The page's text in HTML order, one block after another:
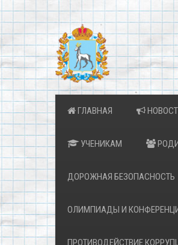
ГЛАВНАЯ
УЧЕНИКАМ
ДОРОЖНАЯ БЕЗОПАСНОСТЬ
ОЛИМПИАДЫ И
ПРОТИВОДЕЙСТВИЕ